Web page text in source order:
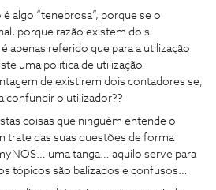
algo “tenebrosa”, porque se o
porque razão existem dois
apenas referido que para a utilização
uma politica de utilização
de existirem dois contadores se,
confundir o utilizador??
coisas que ninguém entende o
trate das suas questões de forma
uma tanga… aquilo serve para
tópicos são balizados e confusos…